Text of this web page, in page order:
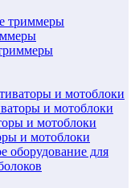
триммеры
и мотоблоки
и мотоблоки
и мотоблоки
и мотоблоки
оборудование для